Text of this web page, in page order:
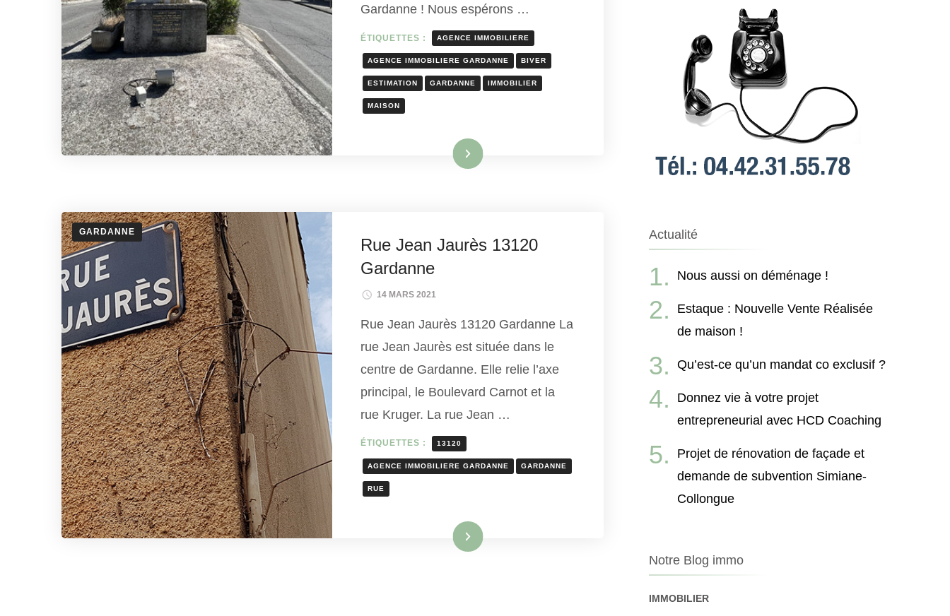
Gardanne ! Nous espérons …
ÉTIQUETTES : AGENCE IMMOBILIERE
AGENCE IMMOBILIERE GARDANNE BIVER
ESTIMATION GARDANNE IMMOBILIER
MAISON
Lire la suite
GARDANNE
Rue Jean Jaurès 13120
Gardanne
14 MARS 2021
Rue Jean Jaurès 13120 Gardanne La
rue Jean Jaurès est située dans le
centre de Gardanne. Elle relie l’axe
principal, le Boulevard Carnot et la
rue Kruger. La rue Jean …
ÉTIQUETTES : 13120
AGENCE IMMOBILIERE GARDANNE GARDANNE
RUE
Lire la suite
Actualité
Nous aussi on déménage !
Estaque : Nouvelle Vente Réalisée
de maison !
Qu’est-ce qu’un mandat co exclusif ?
Donnez vie à votre projet
entrepreneurial avec HCD Coaching
Projet de rénovation de façade et
demande de subvention Simiane-
Collongue
Notre Blog immo
IMMOBILIER